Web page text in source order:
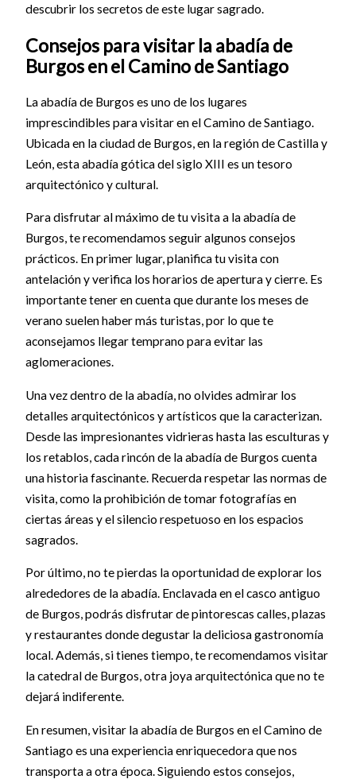
descubrir los secretos de este lugar sagrado.
Consejos para visitar la abadía de
Burgos en el Camino de Santiago
La abadía de Burgos es uno de los lugares
imprescindibles para visitar en el Camino de Santiago.
Ubicada en la ciudad de Burgos, en la región de Castilla y
León, esta abadía gótica del siglo XIII es un tesoro
arquitectónico y cultural.
Para disfrutar al máximo de tu visita a la abadía de
Burgos, te recomendamos seguir algunos consejos
prácticos. En primer lugar, planifica tu visita con
antelación y verifica los horarios de apertura y cierre. Es
importante tener en cuenta que durante los meses de
verano suelen haber más turistas, por lo que te
aconsejamos llegar temprano para evitar las
aglomeraciones.
Una vez dentro de la abadía, no olvides admirar los
detalles arquitectónicos y artísticos que la caracterizan.
Desde las impresionantes vidrieras hasta las esculturas y
los retablos, cada rincón de la abadía de Burgos cuenta
una historia fascinante. Recuerda respetar las normas de
visita, como la prohibición de tomar fotografías en
ciertas áreas y el silencio respetuoso en los espacios
sagrados.
Por último, no te pierdas la oportunidad de explorar los
alrededores de la abadía. Enclavada en el casco antiguo
de Burgos, podrás disfrutar de pintorescas calles, plazas
y restaurantes donde degustar la deliciosa gastronomía
local. Además, si tienes tiempo, te recomendamos visitar
la catedral de Burgos, otra joya arquitectónica que no te
dejará indiferente.
En resumen, visitar la abadía de Burgos en el Camino de
Santiago es una experiencia enriquecedora que nos
transporta a otra época. Siguiendo estos consejos,